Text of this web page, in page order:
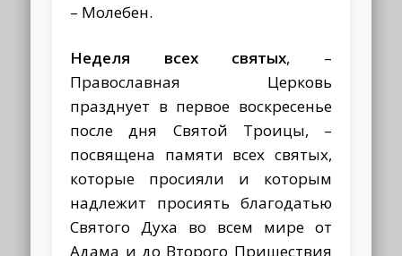
– Молебен.
Неделя всех святых, –
Православная Церковь
празднует в первое воскресенье
после дня Святой Троицы, –
посвящена памяти всех святых,
которые просияли и которым
надлежит просиять благодатью
Святого Духа во всем мире от
Адама и до Второго Пришествия